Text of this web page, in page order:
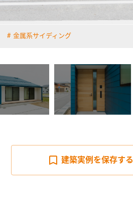
金属系サイディング
建築実例を保存する